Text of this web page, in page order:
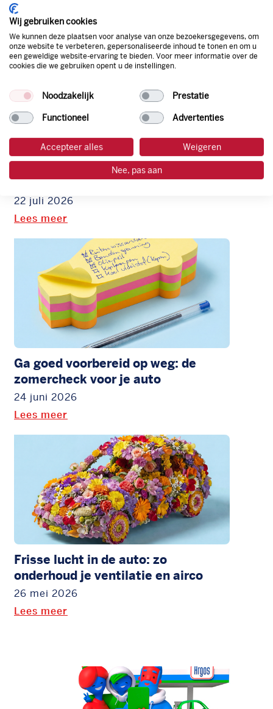
Lees meer
Grote schoonmaak voor de auto?
Check hier dé tips om je auto
schoon te maken
22 juli 2026
Lees meer
Ga goed voorbereid op weg: de
zomercheck voor je auto
24 juni 2026
Lees meer
Frisse lucht in de auto: zo
onderhoud je ventilatie en airco
26 mei 2026
Lees meer
Wij gebruiken cookies
We kunnen deze plaatsen voor analyse van onze bezoekersgegevens, om
onze website te verbeteren, gepersonaliseerde inhoud te tonen en om u
een geweldige website-ervaring te bieden. Voor meer informatie over de
cookies die we gebruiken opent u de instellingen.
Noodzakelijk Prestatie
Functioneel Advertenties
Accepteer alles Weigeren
Nee, pas aan